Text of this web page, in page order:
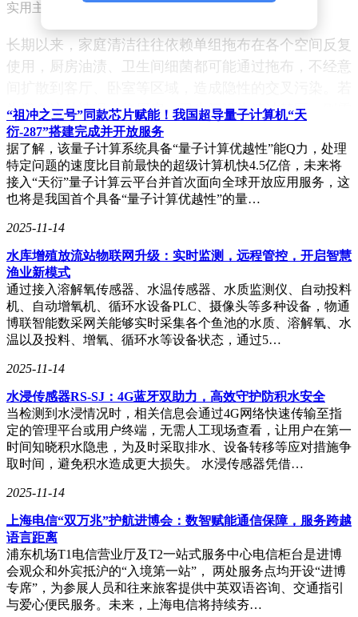
实用主义，终结交叉污染
长期以来，家庭清洁往往依赖单组拖布在各个空间反复
使用，厨房油渍、卫生间细菌都可能通过拖布，不经意
为避免这种情况，将厨房、卫生间设为清洁禁区，则需
要人工单独清理。
追觅Matrix10 Ultra扫地机通过对以上常见场景痛点的
洞察，率先实现了定制拖布材质的分区清洁策略：
强力刮污拖布，清除厨房餐厅重度粘性污渍。
海绵锁水拖布，通过加厚的拖布设计，能更快速地吸水锁水，
更适用于卫生间场景且不易残留水痕。
相变储能保温拖布，更高效地锁温，通过恒温热水拖地，提升
日常清洁效率。
凭借内置的「智能运载系统」，追觅Matrix10 Ultra扫
地机能够在完成某一区域清洁后，自主返航回到基站，
精准拆卸已用拖布放置在底盘，待主机离开，运载装置
会将脏拖布移到基站空位处，并将干净拖布放到底部托
盘位置，这样当Matrix10 Ultra扫地机再次回到基站，
新拖布会被自动安装，支持机器人继续清洁工作。
整个拖布更换流程无需人工干预，也不会让清洁效率打
折扣。无论是日常厨房、卫生间的分区清洁，还是大户
型的多次拖布切换，都可实现全流程无人值守的顺畅衔
接。用户仅需在追觅APP设置厨房、卫生间或宠物区，
即可让机器人自动识别并装载对应拖布，真正实现“一
区一布”、“专区专洁”。
“祖冲之三号”同款芯片赋能！我国超导量子计算机“天
衍-287”搭建完成并开放服务
据了解，该量子计算系统具备“量子计算优越性”能Q力，处理
特定问题的速度比目前最快的超级计算机快4.5亿倍，未来将
接入“天衍”量子计算云平台并首次面向全球开放应用服务，这
也将是我国首个具备“量子计算优越性”的量…
2025-11-14
水库增殖放流站物联网升级：实时监测，远程管控，开启智慧
渔业新模式
通过接入溶解氧传感器、水温传感器、水质监测仪、自动投料
机、自动增氧机、循环水设备PLC、摄像头等多种设备，物通
博联智能数采网关能够实时采集各个鱼池的水质、溶解氧、水
温以及投料、增氧、循环水等设备状态，通过5…
2025-11-14
水浸传感器RS-SJ：4G蓝牙双助力，高效守护防积水安全
当检测到水浸情况时，相关信息会通过4G网络快速传输至指
定的管理平台或用户终端，无需人工现场查看，让用户在第一
时间知晓积水隐患，为及时采取排水、设备转移等应对措施争
取时间，避免积水造成更大损失。 水浸传感器凭借…
2025-11-14
上海电信“双万兆”护航进博会：数智赋能通信保障，服务跨越
语言距离
浦东机场T1电信营业厅及T2一站式服务中心电信柜台是进博
会观众和外宾抵沪的“入境第一站”， 两处服务点均开设“进博
专席”，为参展人员和往来旅客提供中英双语咨询、交通指引
与爱心便民服务。未来，上海电信将持续夯…